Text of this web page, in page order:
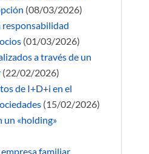
(08/03/2026)
responsabilidad
(01/03/2026)
a través de un
(22/02/2026)
de I+D+i en el
(15/02/2026)
un «holding»
familiar